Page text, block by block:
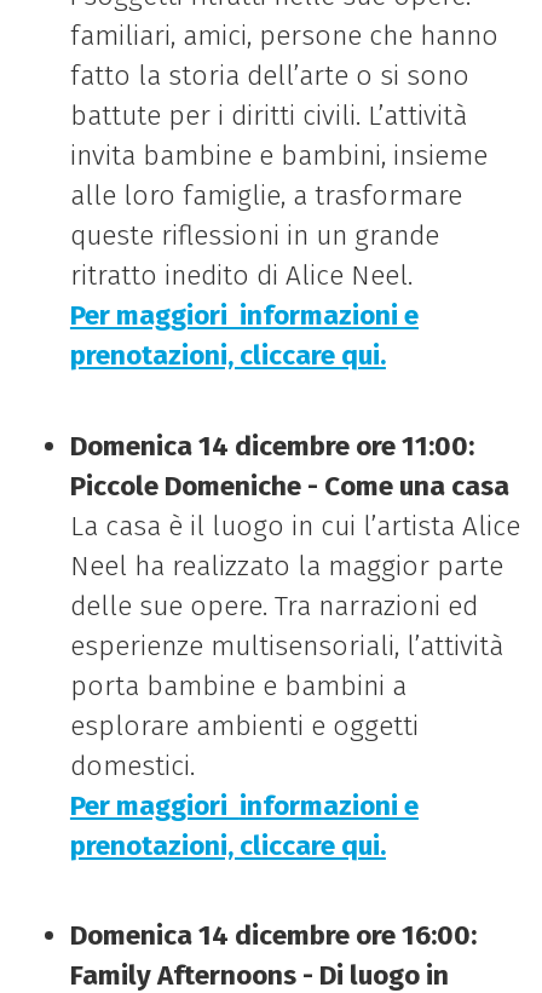
familiari, amici, persone che hanno
fatto la storia dell’arte o si sono
battute per i diritti civili. L’attività
invita bambine e bambini, insieme
alle loro famiglie, a trasformare
queste riflessioni in un grande
ritratto inedito di Alice Neel.
Per maggiori informazioni e
prenotazioni, cliccare qui.
Domenica 14 dicembre ore 11:00:
Piccole Domeniche - Come una casa
La casa è il luogo in cui l’artista Alice
Neel ha realizzato la maggior parte
delle sue opere. Tra narrazioni ed
esperienze multisensoriali, l’attività
porta bambine e bambini a
esplorare ambienti e oggetti
domestici.
Per maggiori informazioni e
prenotazioni, cliccare qui.
Domenica 14 dicembre ore 16:00:
Family Afternoons - Di luogo in